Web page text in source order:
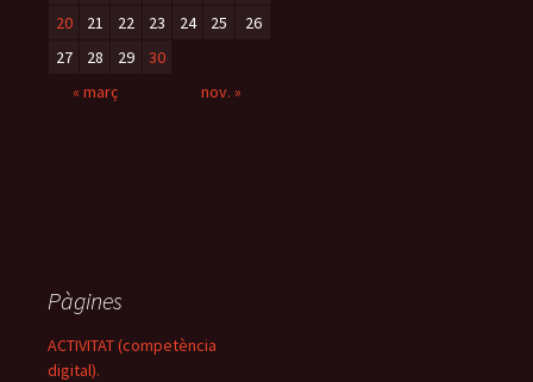
« març nov. »
20
21 22 23 24 25
26
27
28 29 30
Pàgines
ACTIVITAT (competència
digital).